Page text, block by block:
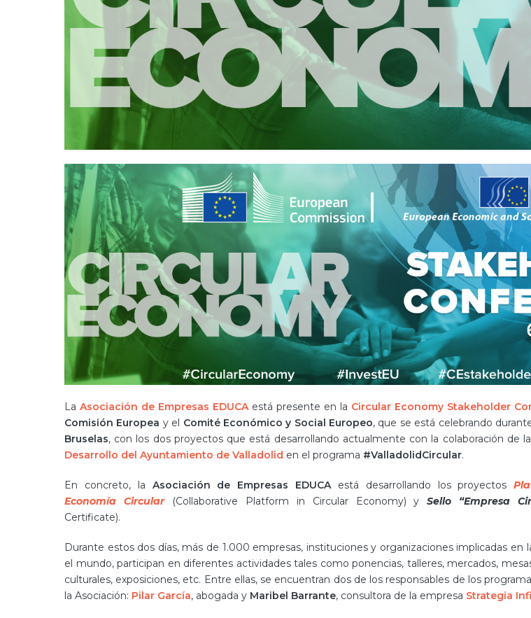
La Asociación de Empresas EDUCAestá presente en la Circular Economy Stakeholder
Comisión Europea y el Comité Económico y Social Europeo, que se está celebrando
Bruselas, con los dos proyectos que está desarrollando actualmente con la colaboración de
Desarrollo del Ayuntamiento de Valladolid en el programa #ValladolidCircular.
En concreto, la Asociación de Empresas EDUCAestá desarrollando los proyectos
Economía Circular(Collaborative Platform in Circular Economy) ySello “Empresa
Certificate).
Durante estos dos días, más de 1.000 empresas, instituciones y organizaciones implicadas en
el mundo, participan en diferentes actividades tales como ponencias, talleres, mercados,
culturales, exposiciones, etc. Entre ellas, se encuentran dos de los responsables de los
la Asociación: Pilar García, abogada y Maribel Barrante, consultora de la empresa Strategia